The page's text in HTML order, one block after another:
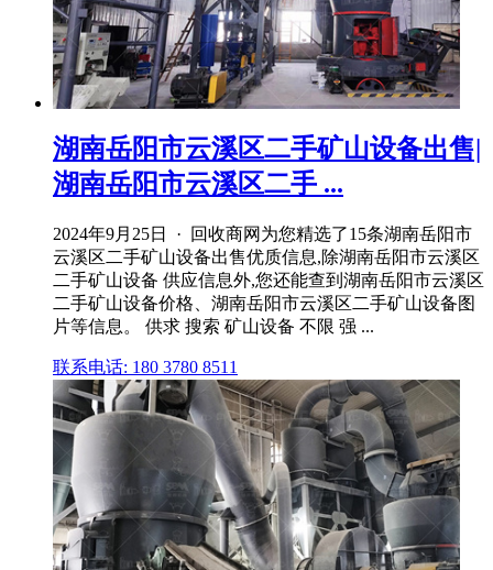
湖南岳阳市云溪区二手矿山设备出售|
湖南岳阳市云溪区二手 ...
2024年9月25日 · 回收商网为您精选了15条湖南岳阳市
云溪区二手矿山设备出售优质信息,除湖南岳阳市云溪区
二手矿山设备 供应信息外,您还能查到湖南岳阳市云溪区
二手矿山设备价格、湖南岳阳市云溪区二手矿山设备图
片等信息。 供求 搜索 矿山设备 不限 强 ...
联系电话: 180 3780 8511